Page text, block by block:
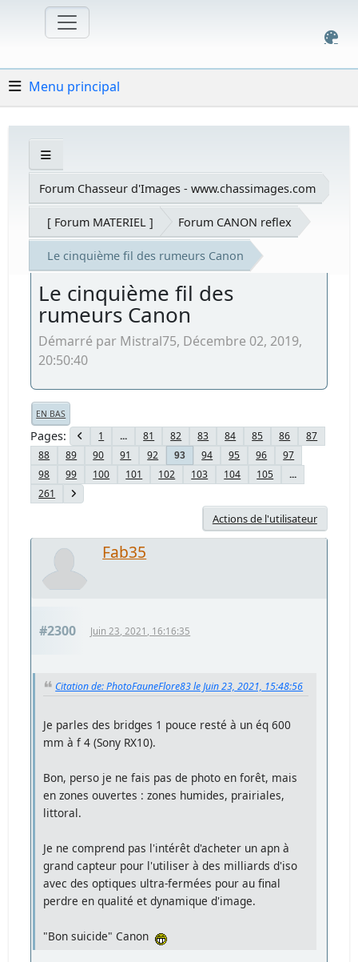
Menu principal
Forum Chasseur d'Images - www.chassimages.com
[ Forum MATERIEL ] Forum CANON reflex
Le cinquième fil des rumeurs Canon
Le cinquième fil des
rumeurs Canon
Démarré par Mistral75, Décembre 02, 2019,
20:50:40
EN BAS
Pages 1 ... 81 82 83 84 85 86
87
88
89 90 91 92 93 94 95 96
97
98
99 100 101 102 103 104 105
...
261
Actions de l'utilisateur
Fab35
#2300 Juin 23, 2021, 16:16:35
Citation de: PhotoFauneFlore83 le Juin 23, 2021, 15:48:56
Je parles des bridges 1 pouce resté à un éq 600
mm à f 4 (Sony RX10).
Bon, perso je ne fais pas de photo en forêt, mais
en zones ouvertes : zones humides, prairiales,
littoral.
Je ne comprend pas l'intérêt d'acheter un apn à
grand capteur pour l'utiliser à des milliards d'iso
avec des optiques ultra-fermées pour au final
perdre en qualité et dynamique d'image.
"Bon suicide" Canon